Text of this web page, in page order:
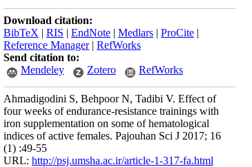
Download citation:
BibTeX | RIS | EndNote | Medlars | ProCite |
Reference Manager| RefWorks
Send citation to:
Mendeley
Zotero RefWorks
Ahmadigodini S, Behpoor N, Tadibi V. Effect of
four weeks of endurance-resistance trainings with
iron supplementation on some of hematological
indices of active females. Pajouhan Sci J 2017; 16
(1) :49-55
URL: http://psj.umsha.ac.ir/article-1-317-fa.html